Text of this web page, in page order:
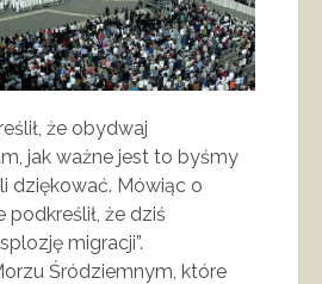
że obydwaj
jak ważne jest to byśmy
dziękować. Mówiąc o
że dziś
migracji”.
Śródziemnym, które